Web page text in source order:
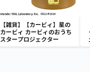
【雑貨】【カービィ】星の
カービィ カービィのおうち
スタープロジェクター